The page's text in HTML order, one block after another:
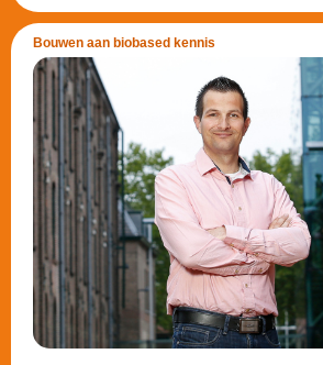
Bouwen aan biobased kennis